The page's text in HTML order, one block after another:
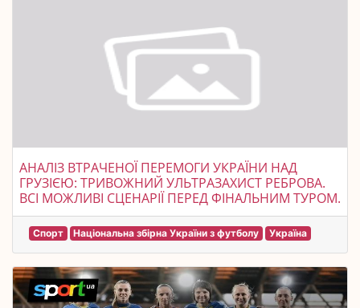
АНАЛІЗ ВТРАЧЕНОЇ ПЕРЕМОГИ УКРАЇНИ НАД
ГРУЗІЄЮ: ТРИВОЖНИЙ УЛЬТРАЗАХИСТ РЕБРОВА.
ВСІ МОЖЛИВІ СЦЕНАРІЇ ПЕРЕД ФІНАЛЬНИМ ТУРОМ.
Спорт Національна збірна України з футболу Україна